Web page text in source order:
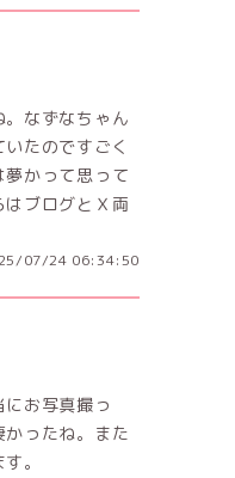
なずなちゃん
たのですごく
かって思って
はブログとＸ両
07/24 06:34:50
お写真撮っ
ったね。また
。